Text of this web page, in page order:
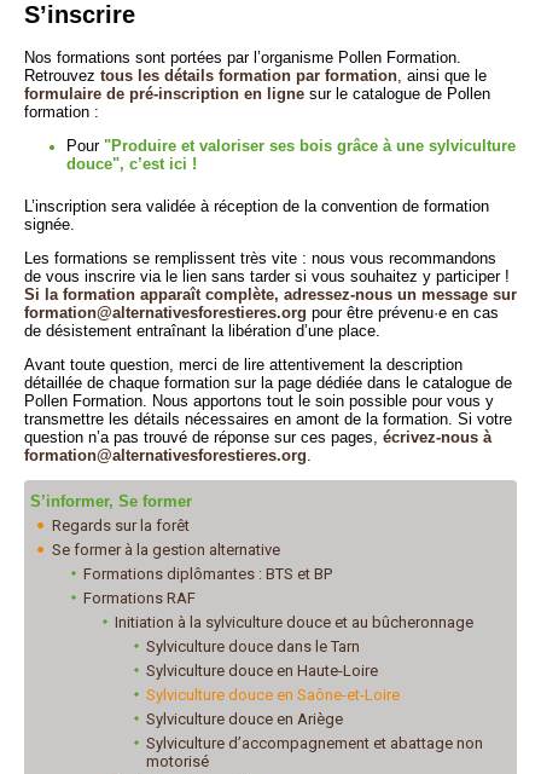
S’inscrire
Nos formations sont portées par l’organisme Pollen Formation.
Retrouvez tous les détails formation par formation, ainsi que le
formulaire de pré-inscription en ligne sur le catalogue de Pollen
formation :
Pour "Produire et valoriser ses bois grâce à une sylviculture
douce", c’est ici !
L’inscription sera validée à réception de la convention de formation
signée.
Les formations se remplissent très vite : nous vous recommandons
de vous inscrire via le lien sans tarder si vous souhaitez y participer !
Si la formation apparaît complète, adressez-nous un message sur
formation@alternativesforestieres.org pour être prévenu·e en cas
de désistement entraînant la libération d’une place.
Avant toute question, merci de lire attentivement la description
détaillée de chaque formation sur la page dédiée dans le catalogue de
Pollen Formation. Nous apportons tout le soin possible pour vous y
transmettre les détails nécessaires en amont de la formation. Si votre
question n’a pas trouvé de réponse sur ces pages, écrivez-nous à
formation@alternativesforestieres.org
S’informer, Se former
Regards sur la forêt
Se former à la gestion alternative
Formations diplômantes : BTS et BP
Formations RAF
Initiation à la sylviculture douce et au bûcheronnage
Sylviculture douce dans le Tarn
Sylviculture douce en Haute-Loire
Sylviculture douce en Saône-et-Loire
Sylviculture douce en Ariège
Sylviculture d’accompagnement et abattage non
motorisé